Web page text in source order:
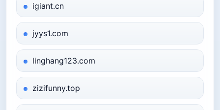
igiant.cn
jyys1.com
linghang123.com
zizifunny.top